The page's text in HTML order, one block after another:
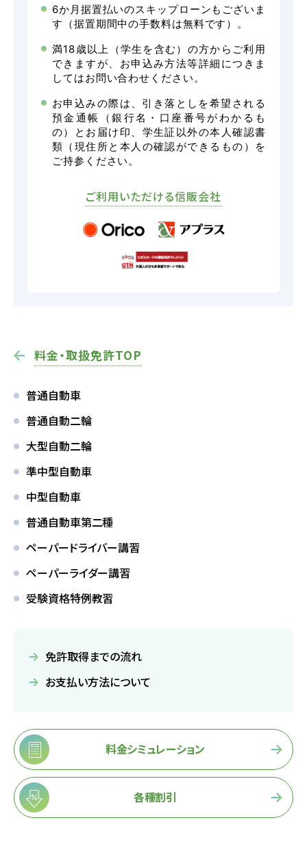
特別な支援が必要な方
よくあるご質問
教習中の方
笹丘校の方
笹丘校バスコース
会社概要
お問い合わせ
プライバシーポリシー
お知らせ
2026.08.01 お知らせ
スキップローンで今すぐ入校、お支払いは2027
2026.07.31
卒業生の声
2026.07.30
【花畑校7月イベント】夏はじめました
料金・取扱免許TOP
普通自動車
普通自動二輪
大型自動二輪
準中型自動車
中型自動車
普通自動車第二種
ペーパードライバー講習
ペーパーライダー講習
受験資格特例教習
免許取得までの流れ
お支払い方法について
料金シミュレーション
各種割引
6か月据置払いのスキップローンもございま
す（据置期間中の手数料は無料です）。
満18歳以上（学生を含む）の方からご利用
できますが、お申込み方法等詳細につきま
してはお問い合わせください。
お申込みの際は、引き落としを希望される
預金通帳（銀行名・口座番号がわかるも
の）とお届け印、学生証以外の本人確認書
類（現住所と本人の確認ができるもの）を
ご持参ください。
ご利用いただける信販会社